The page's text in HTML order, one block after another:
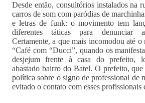
Desde então, consultórios instalados na
carros de som com paródias de
e letras de funk: o movimento tem
diferentes táticas para denunciar
Certamente, a que mais incomodou até o
“Café com “Ducci”, quando os
desjejum frente à casa do prefeito,
abastado bairro do Batel. O prefeito, que
política sobre o signo de professional de
evitado o contato com esses profissionais